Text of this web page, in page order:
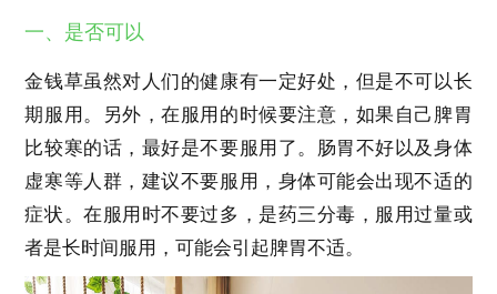
一、是否可以
金钱草虽然对人们的健康有一定好处，但是不可以长
期服用。另外，在服用的时候要注意，如果自己脾胃
比较寒的话，最好是不要服用了。肠胃不好以及身体
虚寒等人群，建议不要服用，身体可能会出现不适的
症状。在服用时不要过多，是药三分毒，服用过量或
者是长时间服用，可能会引起脾胃不适。